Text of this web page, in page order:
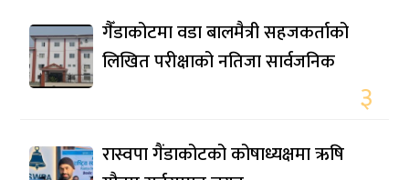
गैँडाकोटमा वडा बालमैत्री सहजकर्ताको
लिखित परीक्षाको नतिजा सार्वजनिक
३
रास्वपा गैंडाकोटको कोषाध्यक्षमा ऋषि